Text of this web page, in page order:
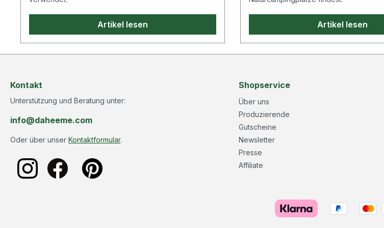
schnittfestMehr über den
Hersteller Riess Emaille
erfahren.
Artikel lesen Artikel lesen
Kontakt
Unterstützung und Beratung unter:
info@daheeme.com
Oder über unser Kontaktformular.
Shopservice
Über uns
Produzierende
Gutscheine
Newsletter
Presse
Affiliate